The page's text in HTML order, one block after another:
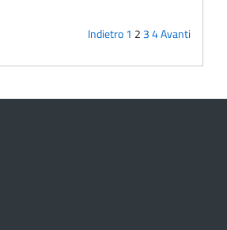
Indietro1 2 34Avanti